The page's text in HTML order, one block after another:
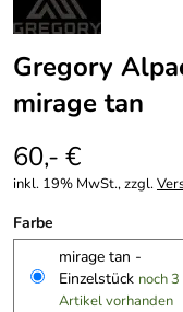
Gregory
mirage tan
60,- €
inkl. 19% MwSt., zzgl.
Farbe
mirage tan -
Einzelstück noch 3
Artikel vorhanden